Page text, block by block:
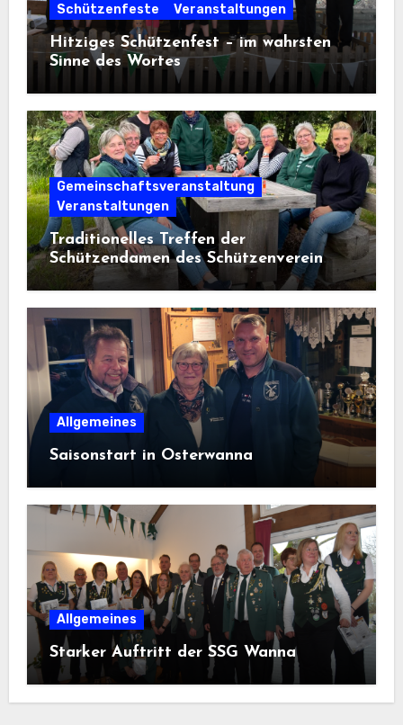
Schützenfeste
Veranstaltungen
Hitziges Schützenfest – im wahrsten
Sinne des Wortes
Gemeinschaftsveranstaltung
Veranstaltungen
Traditionelles Treffen der
Schützendamen des Schützenverein
Osterwanna von 1910 e. V.
Allgemeines
Saisonstart in Osterwanna
Allgemeines
Starker Auftritt der SSG Wanna